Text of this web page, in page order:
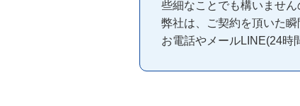
些細なことでも構いません
弊社は、ご契約を頂いた
お電話やメールLINE(24時